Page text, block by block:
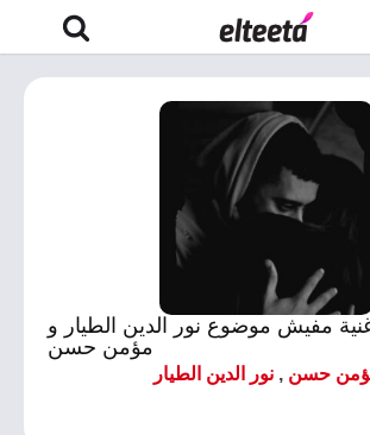
مفيش موضوع نور الدين الطيار و
مؤمن حسن
حسن ,نور الدين الطيار